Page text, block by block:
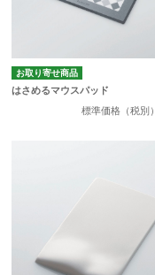
お取り寄せ商品
はさめるマウスパッド
標準価格（税別）